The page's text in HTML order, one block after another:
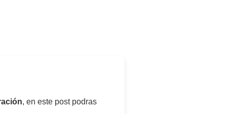
, en este post podras